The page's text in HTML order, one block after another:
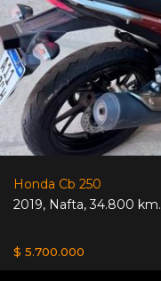
Honda Cb 250
2019, Nafta,34.800 km.
$ 5.700.000